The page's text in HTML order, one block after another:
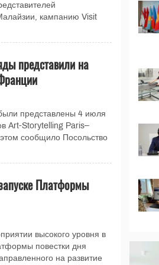
кампанию Visit
представили на
представлены 4 июля
Art-Storytelling Paris–
сообщило Посольство
Платформы
высокого уровня в
повестки дня
на развитие